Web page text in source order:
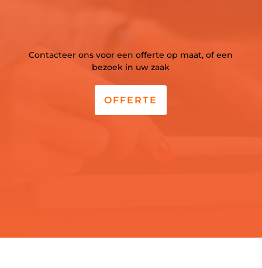
Contacteer ons voor een offerte op maat, of een
bezoek in uw zaak
OFFERTE